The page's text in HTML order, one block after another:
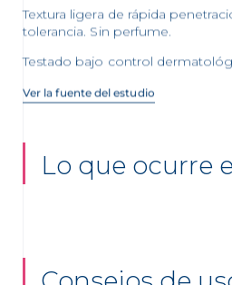
Textura ligera de rápida
tolerancia. Sin perfume.
Testado bajo control
Ver la fuente del estudio
Lo que ocurre